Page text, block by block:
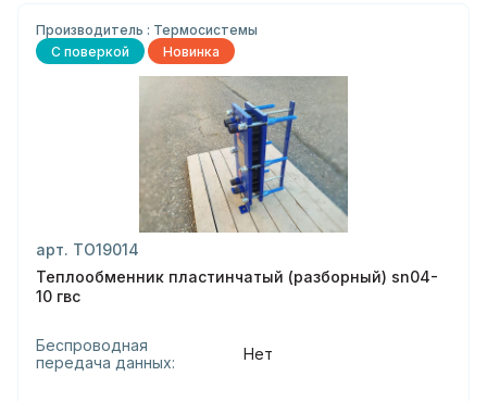
Производитель : Термосистемы
С поверкой
Новинка
арт. ТО19014
Теплообменник пластинчатый (разборный) sn04-
10 гвс
Беспроводная
передача данных:
Нет